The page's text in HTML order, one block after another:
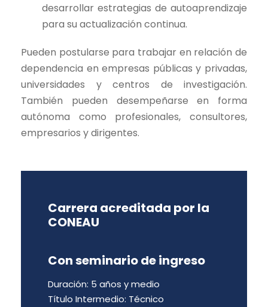
desarrollar estrategias de autoaprendizaje
para su actualización continua.
Pueden postularse para trabajar en relación de
dependencia en empresas públicas y privadas,
universidades y centros de investigación.
También pueden desempeñarse en forma
autónoma como profesionales, consultores,
empresarios y dirigentes.
Carrera acreditada por la
CONEAU
Con seminario de ingreso
Duración: 5 años y medio
Título Intermedio: Técnico